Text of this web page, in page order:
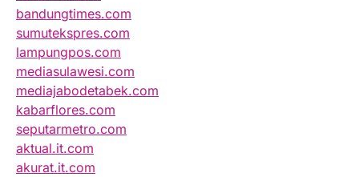
bandungtimes.com
sumutekspres.com
lampungpos.com
mediasulawesi.com
mediajabodetabek.com
kabarflores.com
seputarmetro.com
aktual.it.com
akurat.it.com